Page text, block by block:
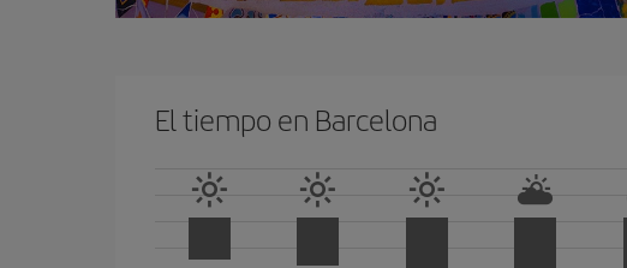
El tiempo en Barcelona